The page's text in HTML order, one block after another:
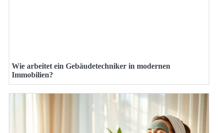
Wie arbeitet ein Gebäudetechniker in modernen
Immobilien?